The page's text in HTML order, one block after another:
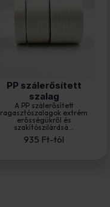
PP szálerősített
szalag
A PP szálerősített
ragasztószalagok extrém
erősségükről és
szakítószilárdsá...
935 Ft-tól